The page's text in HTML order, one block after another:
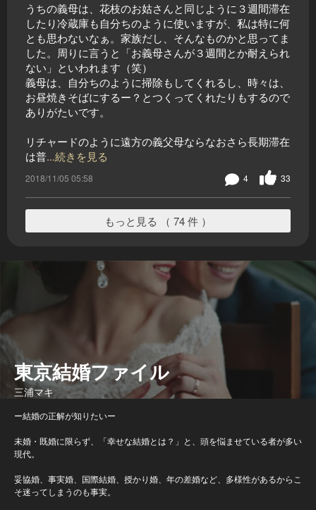
うちの義母は、花枝のお姑さんと同じように３週間滞在
したり冷蔵庫も自分ちのように使いますが、私は特に何
とも思わないなぁ。家族だし、そんなものかと思ってま
した。周りに言うと「お義母さんが３週間とか耐えられ
ない」といわれます（笑）
義母は、自分ちのように掃除もしてくれるし、時々は、
お昼焼きそばにするー？とつくってくれたりもするので
ありがたいです。
リチャードのように遠方の義父母ならなおさら長期滞在
は普...続きを見る
2018/11/05 05:58 33
4
もっと見る （ 74 件 ）
東京結婚ファイル
三浦マキ
ー結婚の正解が知りたいー
未婚・既婚に限らず、「幸せな結婚とは？」と、頭を悩ませている者が多い
現代。
妥協婚、事実婚、国際結婚、授かり婚、年の差婚など、多様性があるからこ
そ迷ってしまうのも事実。